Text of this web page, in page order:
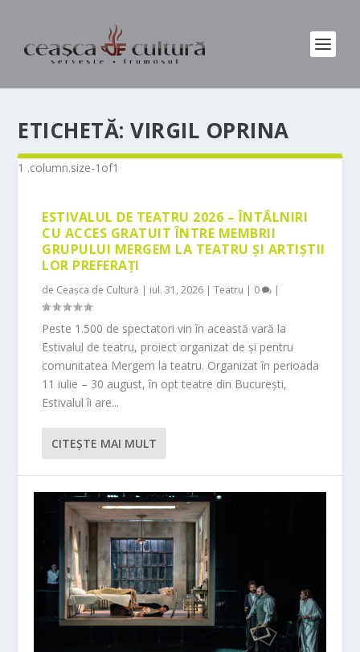
ETICHETĂ:VIRGIL OPRINA
ESTIVALUL DE TEATRU 2026 – ÎNTÂLNIRI
CU ACCES GRATUIT ÎNTRE MEMBRII
GRUPULUI MERGEM LA TEATRU ȘI ARTIȘTII
LOR PREFERAȚI
de Ceașca de Cultură | iul. 31, 2026 |Teatru | 0 |
Peste 1.500 de spectatori vin în această vară la
Estivalul de teatru, proiect organizat de și pentru
comunitatea Mergem la teatru. Organizat în perioada
11 iulie – 30 august, în opt teatre din București,
Estivalul îi are...
CITEŞTE MAI MULT